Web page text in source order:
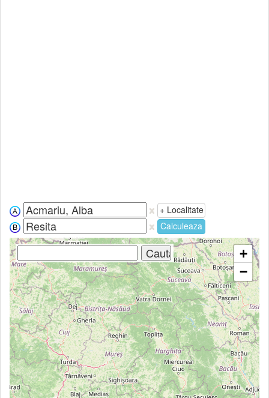
+ Localitate
Calculeaza
+
−